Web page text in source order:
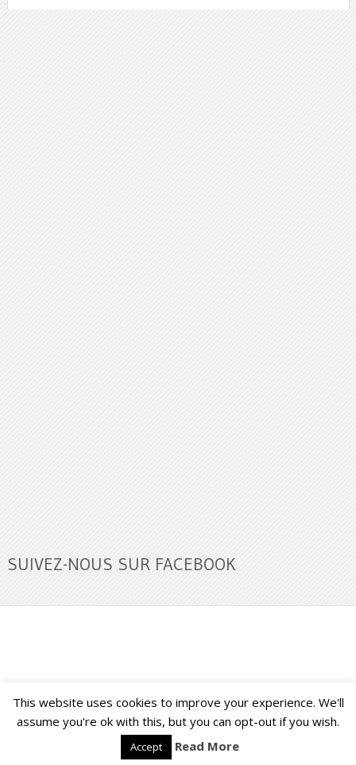
SUIVEZ-NOUS SUR FACEBOOK
Buzz Ultra Copyright © 2026. Back to Top ↑
This website uses cookies to improve your experience. We'll
assume you're ok with this, but you can opt-out if you wish.
Accept Read More
Français English ( Anglais)